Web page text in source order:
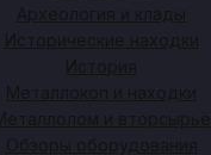
Археология и клады
Исторические находки
История
Металлокоп и находки
и вторсырьё
Обзоры оборудования